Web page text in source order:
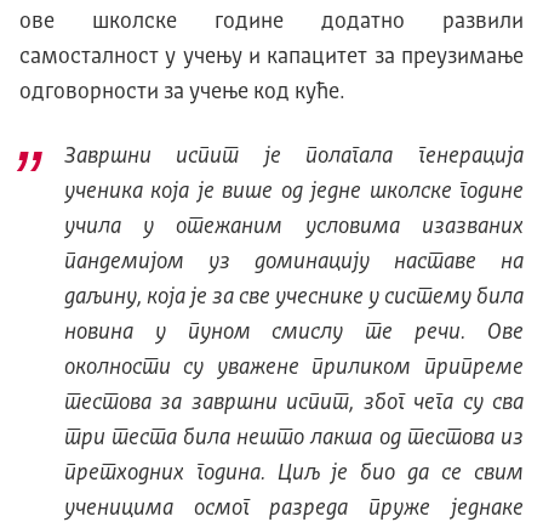
ове школске године додатно развили
самосталност у учењу и капацитет за преузимање
одговорности за учење код куће.
Завршни испит је полагала генерација
ученика која је више од једне школске године
учила у отежаним условима изазваних
пандемијом уз доминацију наставе на
даљину, која је за све учеснике у систему била
новина у пуном смислу те речи. Ове
околности су уважене приликом припреме
тестова за завршни испит, због чега су сва
три теста била нешто лакша од тестова из
претходних година. Циљ је био да се свим
ученицима осмог разреда пруже једнаке